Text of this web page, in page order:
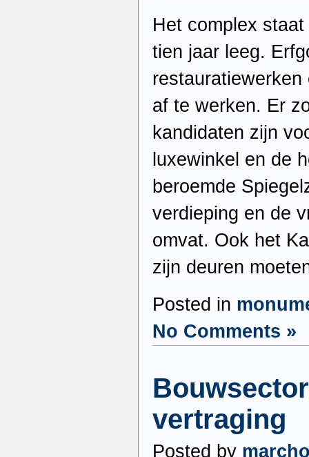
Het complex
tien jaar leeg.
af te werken. Er
kandidaten zijn
luxewinkel en de
beroemde
verdieping en de
omvat. Ook het
zijn deuren
Posted in
No Comments »
vertraging
Posted by